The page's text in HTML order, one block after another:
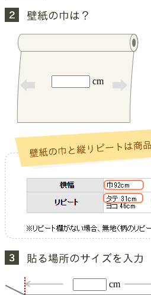
cm
cm